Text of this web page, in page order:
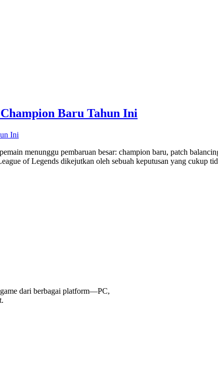
Baru Tahun Ini
menunggu pembaruan besar: champion baru, patch
of Legends dikejutkan oleh sebuah keputusan yang cukup
dari berbagai platform—PC,